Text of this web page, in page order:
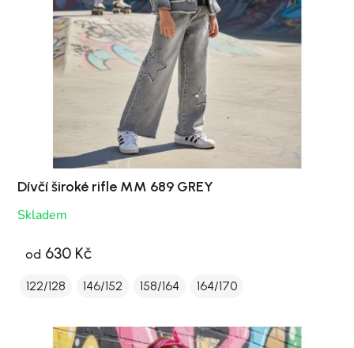
Dívčí široké rifle MM 689 GREY
Skladem
od 630 Kč
122/128 146/152 158/164 164/170